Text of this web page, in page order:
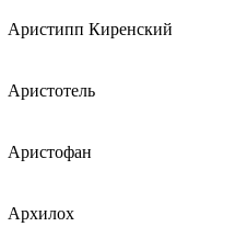
Аристипп Киренский
Аристотель
Аристофан
Архилох